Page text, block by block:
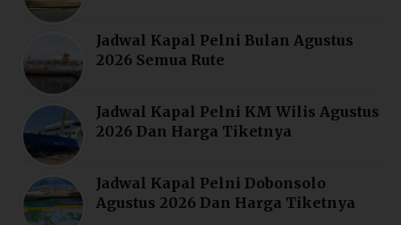
Jadwal Kapal Pelni Bulan Agustus
2026 Semua Rute
Jadwal Kapal Pelni KM Wilis Agustus
2026 Dan Harga Tiketnya
Jadwal Kapal Pelni Dobonsolo
Agustus 2026 Dan Harga Tiketnya